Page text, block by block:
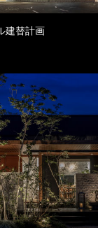
建替計画